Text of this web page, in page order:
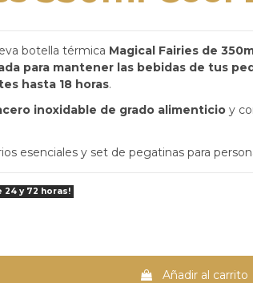
botella térmica Magical Fairies de
para mantener las bebidas de tus
hasta 18 horas.
inoxidable de grado alimenticioy
esenciales y set de pegatinas para
24 y 72 horas!
Añadir al carrito